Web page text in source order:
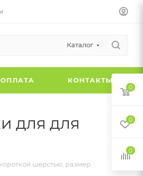
Каталог
КОНТАКТЫ
для для
шерстью, размер
0
0
0